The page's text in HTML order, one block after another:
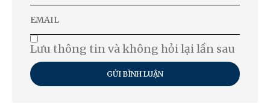
Lưu thông tin và không hỏi lại lần sau
GỬI BÌNH LUẬN